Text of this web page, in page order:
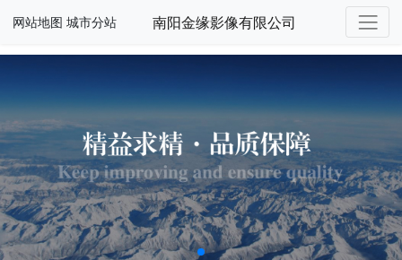
网站地图 城市分站 南阳金缘影像有限公司